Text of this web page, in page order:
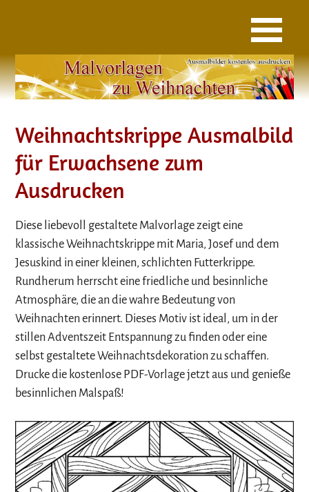
Weihnachtskrippe Ausmalbild
für Erwachsene zum
Ausdrucken
Diese liebevoll gestaltete Malvorlage zeigt eine
klassische Weihnachtskrippe mit Maria, Josef und dem
Jesuskind in einer kleinen, schlichten Futterkrippe.
Rundherum herrscht eine friedliche und besinnliche
Atmosphäre, die an die wahre Bedeutung von
Weihnachten erinnert. Dieses Motiv ist ideal, um in der
stillen Adventszeit Entspannung zu finden oder eine
selbst gestaltete Weihnachtsdekoration zu schaffen.
Drucke die kostenlose PDF-Vorlage jetzt aus und genieße
besinnlichen Malspaß!